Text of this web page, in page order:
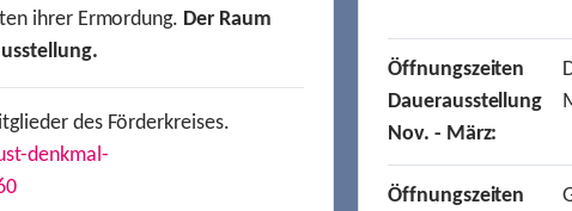
ihrer Ermordung. Der Raum
des Förderkreises.
denkmal-
Öffnungszeiten
Dauerausstellung
Nov. - März:
Öffnungszeiten